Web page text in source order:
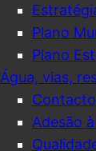
Plano
Plano
Água, vias,
Adesão